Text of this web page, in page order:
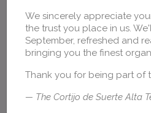
Precio
81.12€
We sincerely appreciate
the trust you place in us.
September, refreshed and
bringing you the finest
Thank you for being part of
— The Cortijo de Suerte Alta